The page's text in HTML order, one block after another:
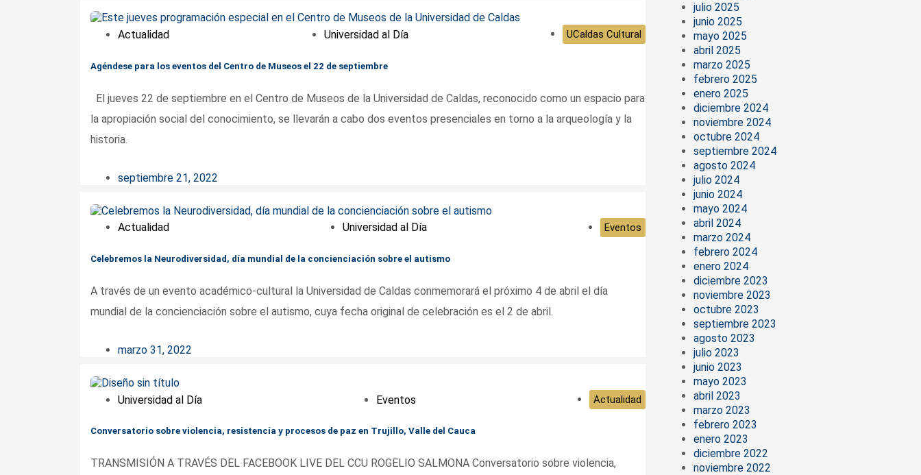
Actualidad Universidad al Día UCaldas Cultural
Agéndese para los eventos del Centro de Museos el 22 de septiembre
El jueves 22 de septiembre en el Centro de Museos de la Universidad de Caldas, reconocido como un espacio para
la apropiación social del conocimiento, se llevarán a cabo dos eventos presenciales en torno a la arqueología y la
historia.
septiembre 21, 2022
Actualidad Universidad al Día Eventos
Celebremos la Neurodiversidad, día mundial de la concienciación sobre el autismo
A través de un evento académico-cultural la Universidad de Caldas conmemorará el próximo 4 de abril el día
mundial de la concienciación sobre el autismo, cuya fecha original de celebración es el 2 de abril.
marzo 31, 2022
Universidad al Día Eventos Actualidad
Conversatorio sobre violencia, resistencia y procesos de paz en Trujillo, Valle del Cauca
TRANSMISIÓN A TRAVÉS DEL FACEBOOK LIVE DEL CCU ROGELIO SALMONA Conversatorio sobre violencia,
julio 2025
junio 2025
mayo 2025
abril 2025
marzo 2025
febrero 2025
enero 2025
diciembre 2024
noviembre 2024
octubre 2024
septiembre 2024
agosto 2024
julio 2024
junio 2024
mayo 2024
abril 2024
marzo 2024
febrero 2024
enero 2024
diciembre 2023
noviembre 2023
octubre 2023
septiembre 2023
agosto 2023
julio 2023
junio 2023
mayo 2023
abril 2023
marzo 2023
febrero 2023
enero 2023
diciembre 2022
noviembre 2022